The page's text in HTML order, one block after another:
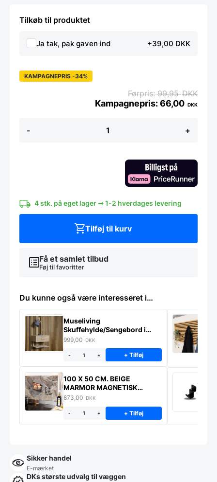
Tilkøb til produktet
Ja tak, pak gaven ind +39,00 DKK
-
stærk
+
KAMPAGNEPRIS -34%
99,95DKK
66,00 DKK
4 stk. på eget lager ➞ 1-2 hverdages levering
Få et samlet tilbud
Føj til favoritter
Tilføj til kurv
Du kunne også være interesseret i…
Museliving
Skuffehylde/Sengebord i
massiv eg
999,00 DKK
- + + Tilføj
100 X 50 CM. BEIGE
MARMOR MAGNETISK
STÆNKPLADE
873,00 DKK
- + + Tilføj
Sikker handel
E-mærket
DKs største udvalg til væggen